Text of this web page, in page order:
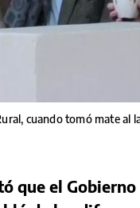
cuando tomó mate al
que el